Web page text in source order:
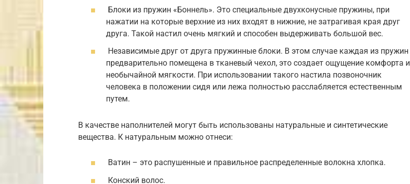
Блоки из пружин «Боннель». Это специальные двухконусные пружины, при
нажатии на которые верхние из них входят в нижние, не затрагивая края друг
друга. Такой настил очень мягкий и способен выдерживать большой вес.
Независимые друг от друга пружинные блоки. В этом случае каждая из пружин
предварительно помещена в тканевый чехол, это создает ощущение комфорта и
необычайной мягкости. При использовании такого настила позвоночник
человека в положении сидя или лежа полностью расслабляется естественным
путем.
В качестве наполнителей могут быть использованы натуральные и синтетические
вещества. К натуральным можно отнеси:
Ватин – это распушенные и правильное распределенные волокна хлопка.
Конский волос.